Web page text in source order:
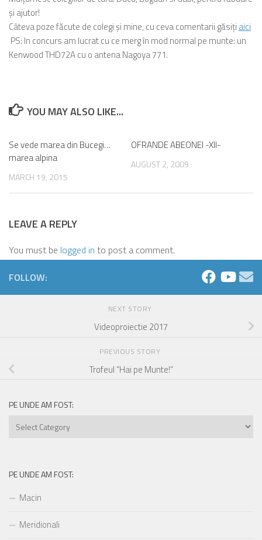
și ajutor!
Câteva poze făcute de colegi și mine, cu ceva comentarii găsiți aici
PS: In concurs am lucrat cu ce merg în mod normal pe munte: un
Kenwood THD72A cu o antena Nagoya 771.
YOU MAY ALSO LIKE...
Se vede marea din Bucegi…
marea alpina
MARCH 19, 2015
OFRANDE ABEONEI -XII-
AUGUST 2, 2009
LEAVE A REPLY
You must be logged in to post a comment.
FOLLOW:
NEXT STORY
Videoproiectie 2017
PREVIOUS STORY
Trofeul “Hai pe Munte!”
PE UNDE AM FOST:
Pe
PE UNDE AM FOST:
Macin
Meridionali